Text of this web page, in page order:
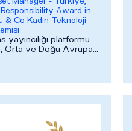
Award in
& Co Kadın Teknoloji
yayıncılığı platformu
Orta ve Doğu Avrupa